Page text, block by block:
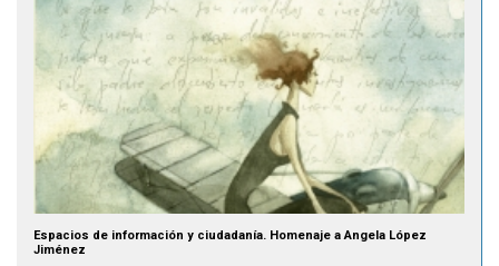
Espacios de información y ciudadanía. Homenaje a Angela López
Jiménez